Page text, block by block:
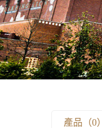
產品（0）